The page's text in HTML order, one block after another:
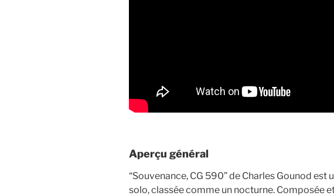
Aperçu général
“Souvenance, CG 590” de Charles Gounod
solo, classée comme un nocturne. Composée